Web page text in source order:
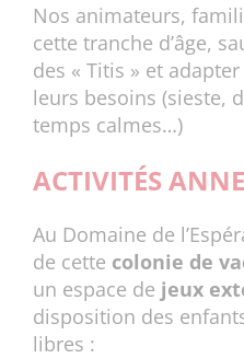
Nos animateurs,
cette tranche d’âge,
des « Titis » et
leurs besoins (sieste,
temps calmes…)
ACTIVITÉS
Au Domaine de
de cette colonie de
un espace de jeux
disposition des
libres :